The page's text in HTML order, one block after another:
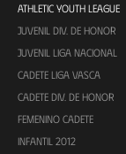
ATHLETIC YOUTH LEAGUE
JUVENIL DIV. DE HONOR
JUVENIL LIGA NACIONAL
CADETE LIGA VASCA
CADETE DIV. DE HONOR
FEMENINO CADETE
INFANTIL 2012